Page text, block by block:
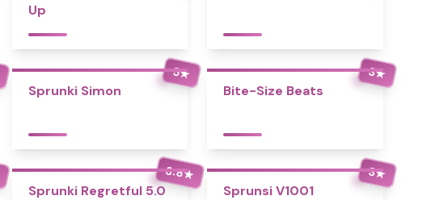
Up
5★
Sprunki Simon
3★
Bite-Size Beats
3.8★
Sprunki Regretful 5.0
3★
Sprunsi V1001